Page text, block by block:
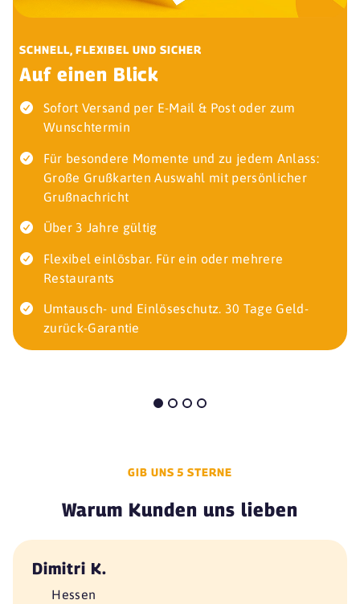
SCHNELL, FLEXIBEL UND SICHER
Auf einen Blick
Sofort Versand per E-Mail & Post oder zum
Wunschtermin
Für besondere Momente und zu jedem Anlass:
Große Grußkarten Auswahl mit persönlicher
Grußnachricht
Über 3 Jahre gültig
Flexibel einlösbar. Für ein oder mehrere
Restaurants
Umtausch- und Einlöseschutz. 30 Tage Geld-
zurück-Garantie
GIB UNS 5 STERNE
Warum Kunden uns lieben
Dimitri K.
Hessen